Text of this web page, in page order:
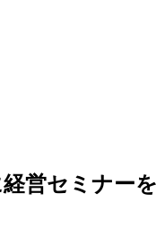
営セミナー